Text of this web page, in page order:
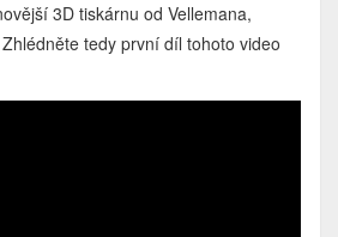
3D tiskárnu od Vellemana,
tedy první díl tohoto video